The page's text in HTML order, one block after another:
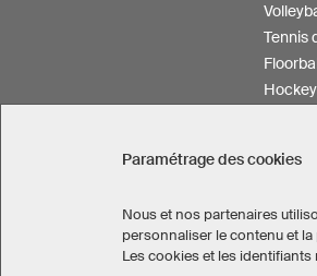
Tennis
Paramétrage des cookies
Nous et nos partenaires
personnaliser le contenu et
Les cookies et les